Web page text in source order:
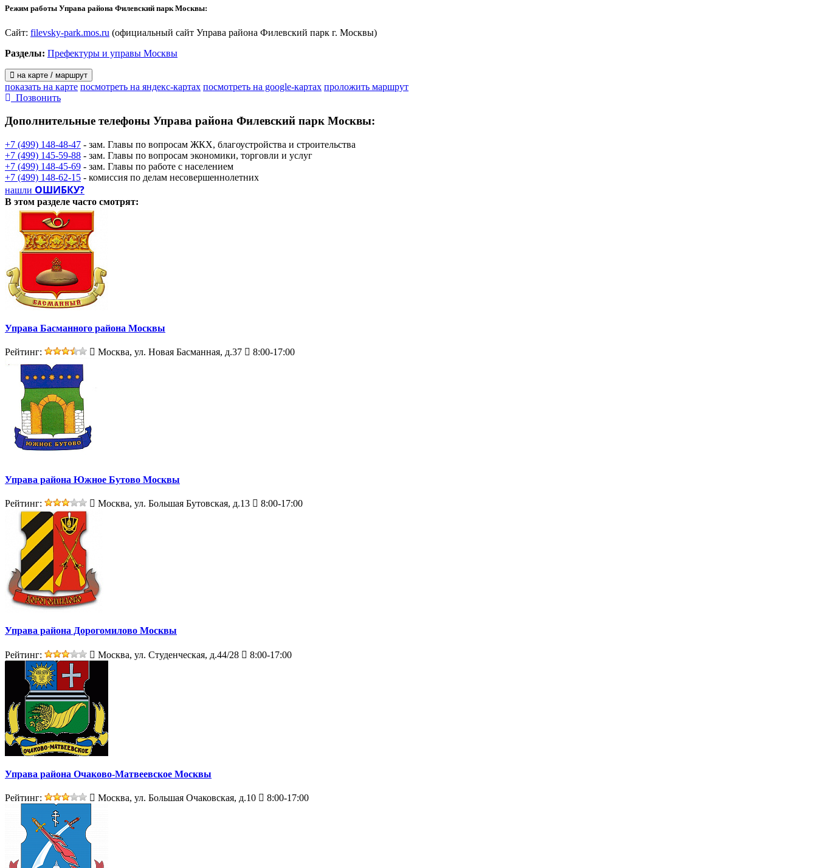
Режим работы Управа района Филевский парк Москвы:
Сайт: filevsky-park.mos.ru (официальный сайт Управа района Филевский парк г. Москвы)
Разделы: Префектуры и управы Москвы
на карте / маршрут
показать на карте посмотреть на яндекс-картах посмотреть на google-картах проложить маршрут
Позвонить
Дополнительные телефоны Управа района Филевский парк Москвы:
+7 (499) 148-48-47 - зам. Главы по вопросам ЖКХ, благоустройства и строительства
+7 (499) 145-59-88 - зам. Главы по вопросам экономики, торговли и услуг
+7 (499) 148-45-69 - зам. Главы по работе с населением
+7 (499) 148-62-15 - комиссия по делам несовершеннолетних
нашли ОШИБКУ?
В этом разделе часто смотрят:
Управа Басманного района Москвы
Рейтинг: Москва, ул. Новая Басманная, д.37 8:00-17:00
Управа района Южное Бутово Москвы
Рейтинг: Москва, ул. Большая Бутовская, д.13 8:00-17:00
Управа района Дорогомилово Москвы
Рейтинг: Москва, ул. Студенческая, д.44/28 8:00-17:00
Управа района Очаково-Матвеевское Москвы
Рейтинг: Москва, ул. Большая Очаковская, д.10 8:00-17:00